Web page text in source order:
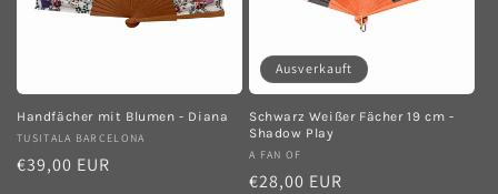
Handfächer mit Blumen - Diana
Anbieter:
TUSITALA BARCELONA
Normaler
€39,00 EUR
Ausverkauft
Schwarz Weißer Fächer 19 cm -
Shadow Play
Anbieter:
A FAN OF
Normaler
€28,00 EUR